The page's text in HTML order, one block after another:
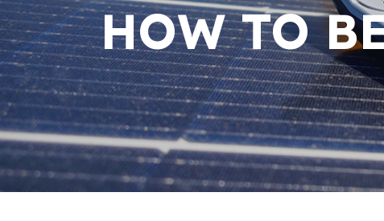
HOW TO